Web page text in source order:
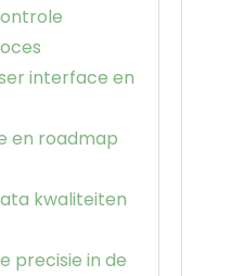
interface en
en roadmap
kwaliteiten
precisie in de